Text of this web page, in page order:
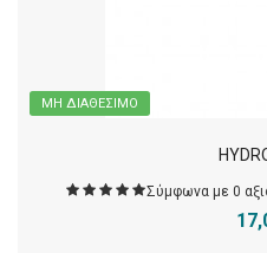
ΜΗ ΔΙΑΘΈΣΙΜΟ
Σύμφωνα με 0